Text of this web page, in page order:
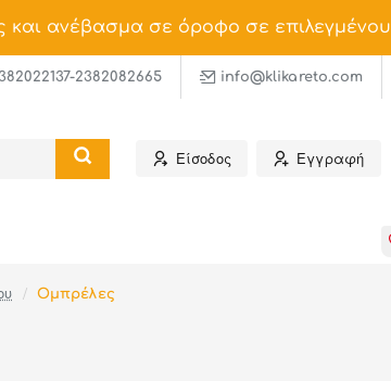
και ανέβασμα σε όροφο σε
2382082665 info@klikareto.com
Είσοδος Εγγραφή
Ομπρέλες